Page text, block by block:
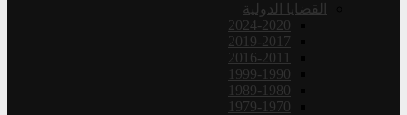
القضايا الدولية
2024-2020
2019-2017
2016-2011
1999-1990
1989-1980
1979-1970